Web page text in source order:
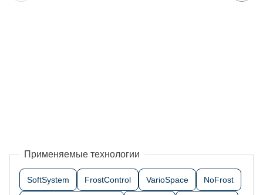
Применяемые технологии
SoftSystem FrostControl VarioSpace NoFrost